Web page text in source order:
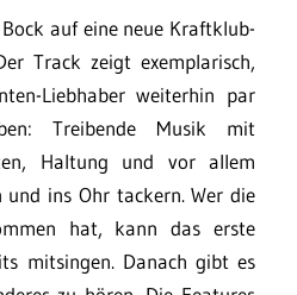
auf eine neue Kraftklub-
Track zeigt exemplarisch,
Liebhaber weiterhin par
Treibende Musik mit
Haltung und vor allem
ins Ohr tackern. Wer die
hat, kann das erste
mitsingen. Danach gibt es